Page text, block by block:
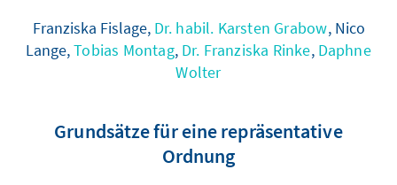
Franziska Fislage, Dr. habil. Karsten Grabow, Nico
Lange,Tobias Montag, Dr. Franziska Rinke, Daphne
Wolter
Grundsätze für eine repräsentative
Ordnung